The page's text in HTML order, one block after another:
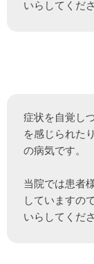
いらしてくださ
症状を自覚し
を感じられた
の病気です。
当院では患者
していますの
いらしてくださ